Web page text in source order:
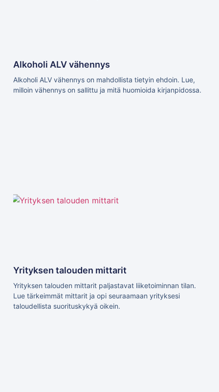
Alkoholi ALV vähennys
Alkoholi ALV vähennys on mahdollista tietyin ehdoin. Lue,
milloin vähennys on sallittu ja mitä huomioida kirjanpidossa.
Yrityksen talouden mittarit
Yrityksen talouden mittarit paljastavat liiketoiminnan tilan.
Lue tärkeimmät mittarit ja opi seuraamaan yrityksesi
taloudellista suorituskykyä oikein.